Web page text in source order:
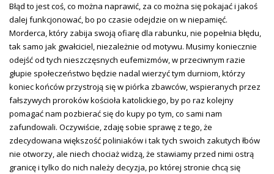
Błąd to jest coś, co można naprawić, za co można się pokajać i jakoś
dalej funkcjonować, bo po czasie odejdzie on w niepamięć.
Morderca, który zabija swoją ofiarę dla rabunku, nie popełnia błędu,
tak samo jak gwałciciel, niezależnie od motywu. Musimy koniecznie
odejść od tych nieszczęsnych eufemizmów, w przeciwnym razie
głupie społeczeństwo będzie nadal wierzyć tym durniom, którzy
koniec końców przystroją się w piórka zbawców, wspieranych przez
fałszywych proroków kościoła katolickiego, by po raz kolejny
pomagać nam pozbierać się do kupy po tym, co sami nam
zafundowali. Oczywiście, zdaję sobie sprawę z tego, że
zdecydowana większość poliniaków i tak tych swoich zakutych łbów
nie otworzy, ale niech chociaż widzą, że stawiamy przed nimi ostrą
granicę i tylko do nich należy decyzja, po której stronie chcą się